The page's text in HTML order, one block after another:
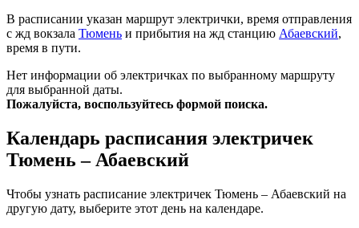
В расписании указан маршрут электрички, время отправления
с жд вокзала Тюмень и прибытия на жд станцию Абаевский,
время в пути.
Нет информации об электричках по выбранному маршруту
для выбранной даты.
Пожалуйста, воспользуйтесь формой поиска.
Календарь расписания электричек
Тюмень – Абаевский
Чтобы узнать расписание электричек Тюмень – Абаевский на
другую дату, выберите этот день на календаре.